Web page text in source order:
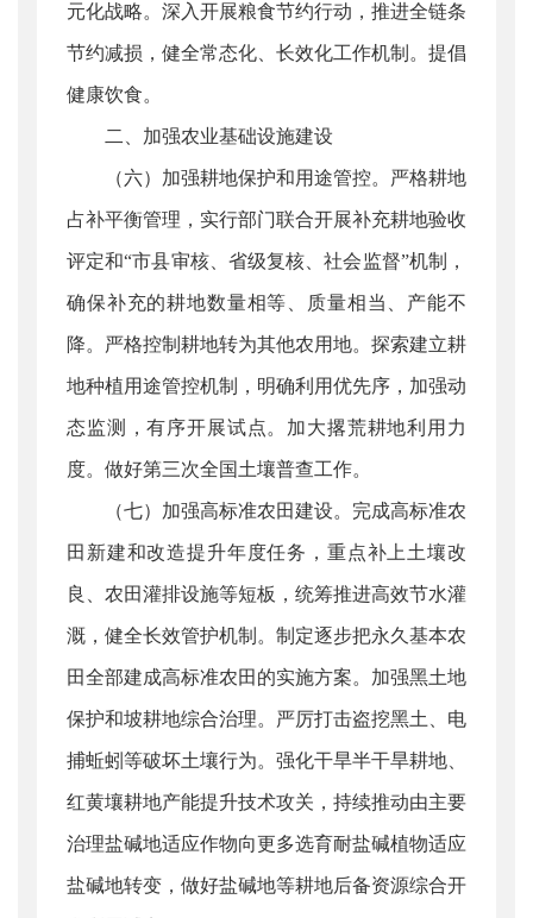
元化战略。深入开展粮食节约行动，推进全链条
节约减损，健全常态化、长效化工作机制。提倡
健康饮食。
二、加强农业基础设施建设
（六）加强耕地保护和用途管控。严格耕地
占补平衡管理，实行部门联合开展补充耕地验收
评定和“市县审核、省级复核、社会监督”机制，
确保补充的耕地数量相等、质量相当、产能不
降。严格控制耕地转为其他农用地。探索建立耕
地种植用途管控机制，明确利用优先序，加强动
态监测，有序开展试点。加大撂荒耕地利用力
度。做好第三次全国土壤普查工作。
（七）加强高标准农田建设。完成高标准农
田新建和改造提升年度任务，重点补上土壤改
良、农田灌排设施等短板，统筹推进高效节水灌
溉，健全长效管护机制。制定逐步把永久基本农
田全部建成高标准农田的实施方案。加强黑土地
保护和坡耕地综合治理。严厉打击盗挖黑土、电
捕蚯蚓等破坏土壤行为。强化干旱半干旱耕地、
红黄壤耕地产能提升技术攻关，持续推动由主要
治理盐碱地适应作物向更多选育耐盐碱植物适应
盐碱地转变，做好盐碱地等耕地后备资源综合开